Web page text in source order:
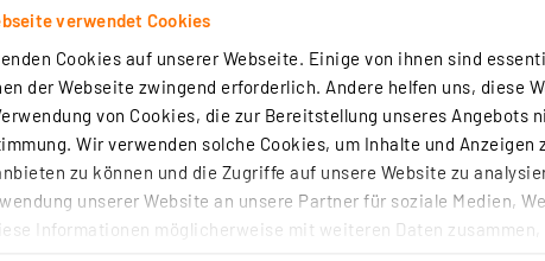
verwendet Cookies
Cookies auf unserer Webseite. Einige von ihnen sind
der Webseite zwingend erforderlich. Andere helfen uns, diese
von Cookies, die zur Bereitstellung unseres
Wir verwenden solche Cookies, um Inhalte und
zu können und die Zugriffe auf unsere Website zu
unserer Website an unsere Partner für soziale Medien,
Informationen möglicherweise mit weiteren Daten
Experimentierplattform mit Breadboard, frei
Feuchtigkeitssensor,